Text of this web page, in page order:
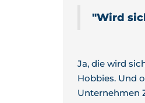
"Wird
Ja, die wird
Hobbies. Und
Unternehmen